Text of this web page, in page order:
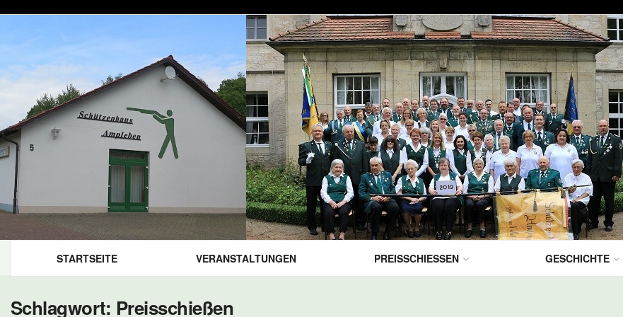
STARTSEITE VERANSTALTUNGEN PREISSCHIESSEN GESCHICHTE
Schlagwort: Preisschießen